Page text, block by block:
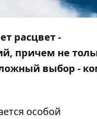
расцвет -
причем не
выбор -
особой